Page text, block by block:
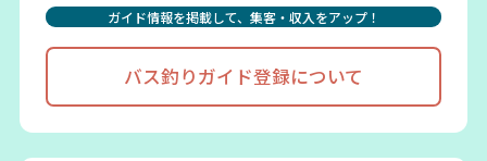
ガイド情報を掲載して、集客・収入をアップ！
バス釣りガイド登録について